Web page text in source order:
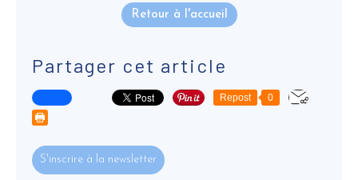
Retour à l'accueil
Partager cet article
Repost 0
S'inscrire à la newsletter